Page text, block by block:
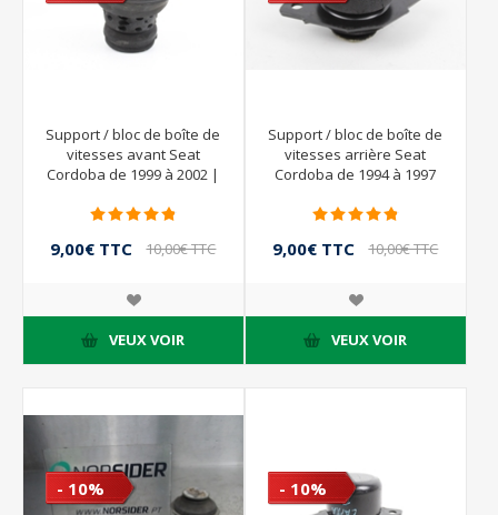
Support / bloc de boîte de
vitesses avant Seat
Cordoba de 1999 à 2002 |
9,00€ TTC 10,00€ TTC
VEUX VOIR
Support / bloc de boîte de
vitesses arrière Seat
Cordoba de 1994 à 1997
9,00€ TTC 10,00€ TTC
VEUX VOIR
- 10% - 10%